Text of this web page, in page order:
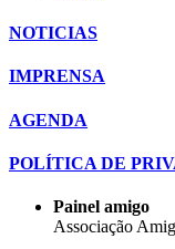
NOTICIAS
IMPRENSA
AGENDA
POLÍTICA DE
Painel amigo
Associação